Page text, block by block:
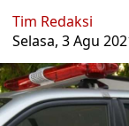
Tim Redaksi
Selasa, 3 Agu